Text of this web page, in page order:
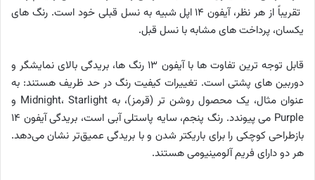
تقریباً از هر نظر، آیفون ۱۴ اپل شبیه به نسل قبلی خود است. رنگ های
یکسان، پرداخت های مشابه با نسل قبل.
قابل توجه ترین تفاوت ها با آیفون ۱۳ رنگ ها، بریدگی بالای نمایشگر و
دوربین های پشتی است. تغییرات کیفیت رنگ در حد ظریف هستند: به
عنوان مثال، یک محصول روشن تر (قرمز)، به Midnight، Starlight و
Purple می پیوندد. رنگ پنجم، سایه پاستلی آبی است، بریدگی آیفون ۱۴
بازطراحی کوچکی را برای باریکتر شدن و با بریدگی عمیق‌تر نشان می‌دهد.
هر دو دارای فریم آلومینیومی هستند.